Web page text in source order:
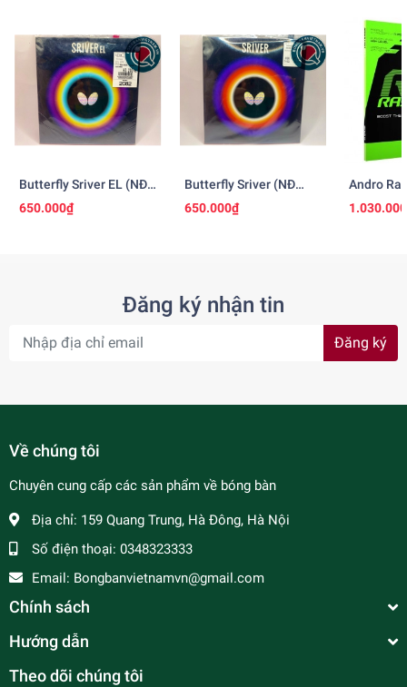
Butterfly Sriver EL (NĐ
Nhật)
650.000₫
Butterfly Sriver (NĐ
Nhật)
650.000₫
Andro
Đăng ký nhận tin
Đăng ký
Về chúng tôi
Chuyên cung cấp các sản phẩm về bóng bàn
Địa chỉ: 159 Quang Trung, Hà Đông, Hà Nội
Số điện thoại: 0348323333
Email: Bongbanvietnamvn@gmail.com
Chính sách
Hướng dẫn
Theo dõi chúng tôi